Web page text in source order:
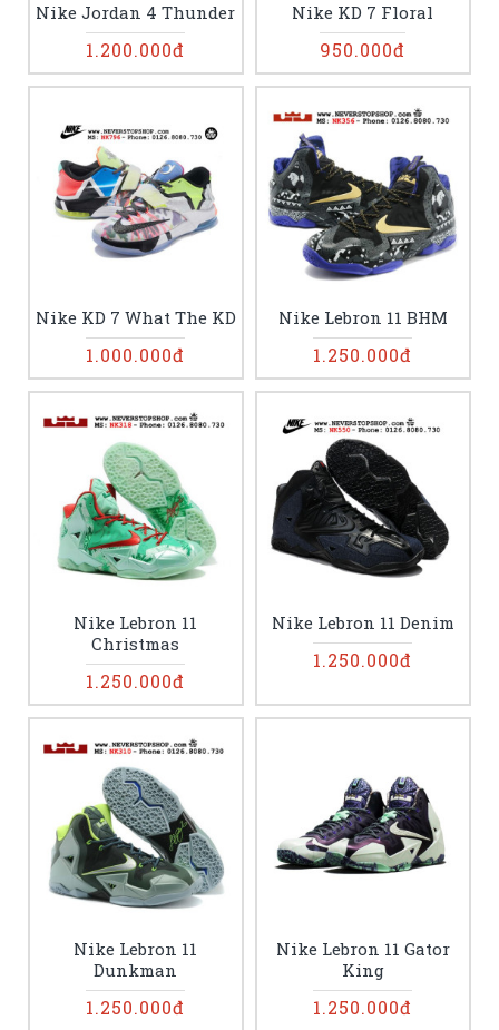
Nike Jordan 4 Thunder
1.200.000đ
Nike KD 7 Floral
950.000đ
Nike KD 7 What The KD
1.000.000đ
Nike Lebron 11 BHM
1.250.000đ
Nike Lebron 11
Christmas
1.250.000đ
Nike Lebron 11 Denim
1.250.000đ
Nike Lebron 11
Dunkman
1.250.000đ
Nike Lebron 11 Gator
King
1.250.000đ